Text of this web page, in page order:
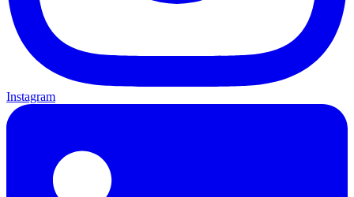
Instagram